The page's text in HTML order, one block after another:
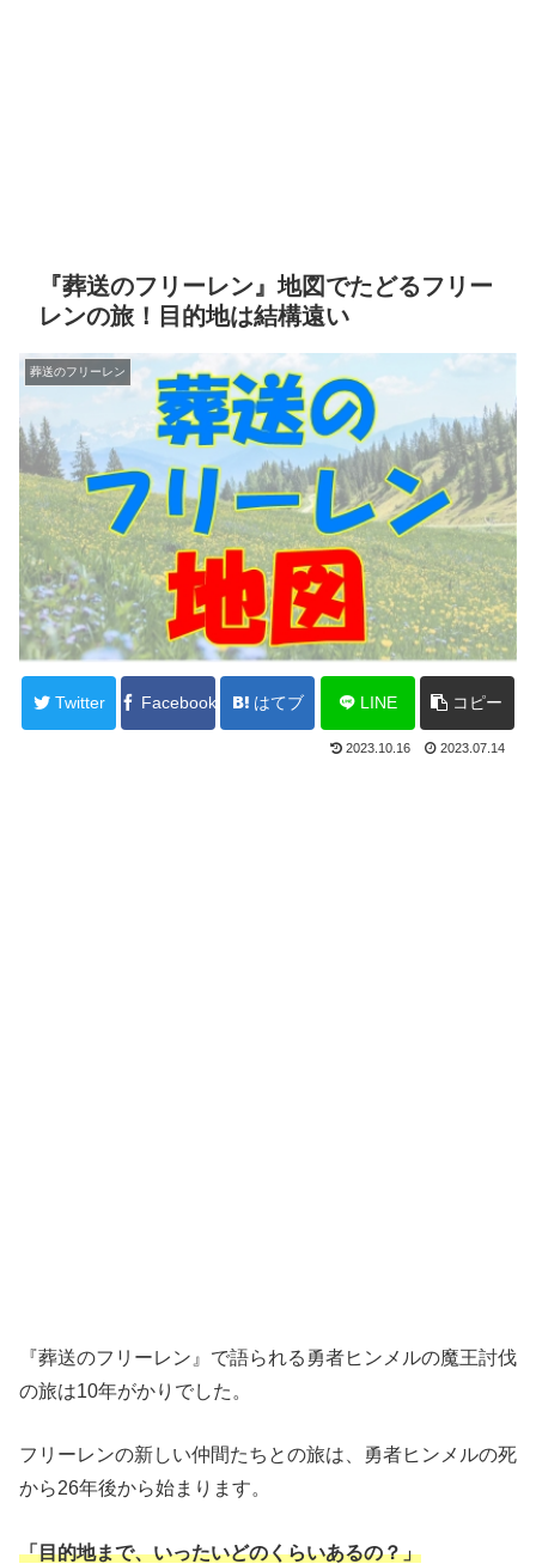
『葬送のフリーレン』地図でたどるフリー
レンの旅！目的地は結構遠い
葬送のフリーレン
Twitter Facebook はてブ LINE コピー
2023.10.16 2023.07.14
『葬送のフリーレン』で語られる勇者ヒンメルの魔王討伐
の旅は10年がかりでした。
フリーレンの新しい仲間たちとの旅は、勇者ヒンメルの死
から26年後から始まります。
「目的地まで、いったいどのくらいあるの？」